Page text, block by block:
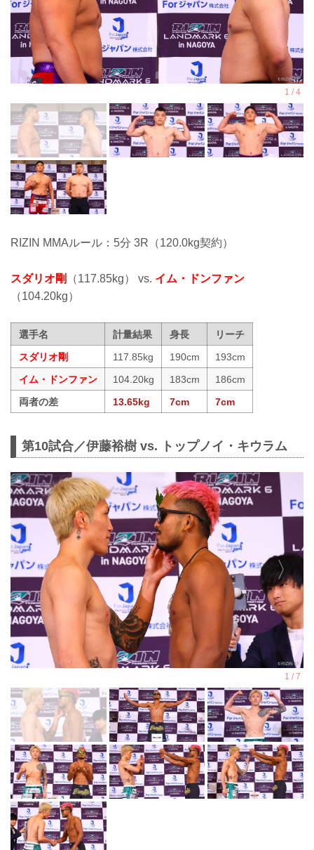
RIZIN MMAルール：5分 3R（120.0kg契約）
スダリオ剛 （117.85kg） vs. イム・ドンファン
（104.20kg）
選手名 計量結果 身長
リーチ
スダリオ剛
117.85kg 190cm
193cm
イム・ドンファン
104.20kg 183cm
186cm
両者の差
13.65kg 7cm 7cm
第10試合／伊藤裕樹 vs. トップノイ・キウラム